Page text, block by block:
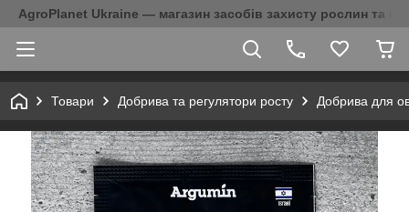
AgroPlanet Ukraine — магазин засобів захисту рослин та
Товари Добрива та регулятори росту Добрива для